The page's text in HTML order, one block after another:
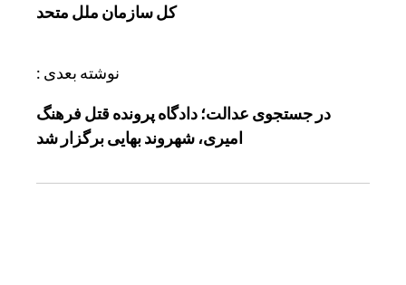
ه
کل سازمان ملل متحد
نوشته بعدی :
در جستجوی عدالت؛ دادگاه پرونده قتل فرهنگ
امیری، شهروند بهایی برگزار شد